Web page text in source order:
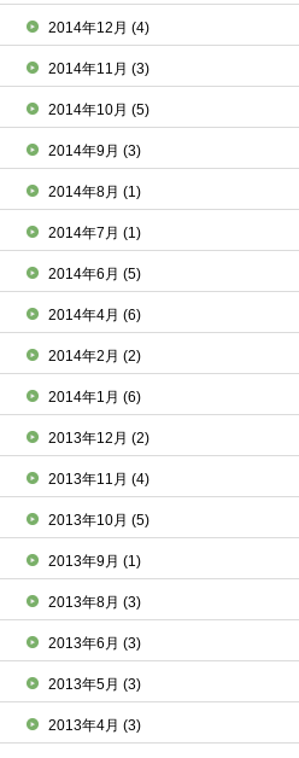
2014年12月(4)
2014年11月(3)
2014年10月(5)
2014年9月(3)
2014年8月(1)
2014年7月(1)
2014年6月(5)
2014年4月(6)
2014年2月(2)
2014年1月(6)
2013年12月(2)
2013年11月(4)
2013年10月(5)
2013年9月(1)
2013年8月(3)
2013年6月(3)
2013年5月(3)
2013年4月(3)